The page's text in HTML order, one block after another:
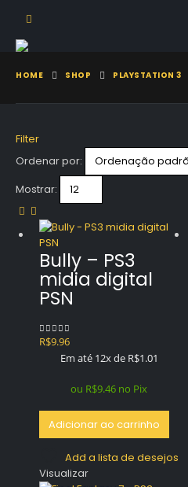
HOME SHOP PLAYSTATION 3
Filter
Ordenar por:
Mostrar:
Bully – PS3
midia digital
PSN
0out of 5
R$9.96
Em até 12x de R$1.01
ou R$9.46 no Pix
Adicionar ao carrinho
Add a lista de desejos
Visualizar